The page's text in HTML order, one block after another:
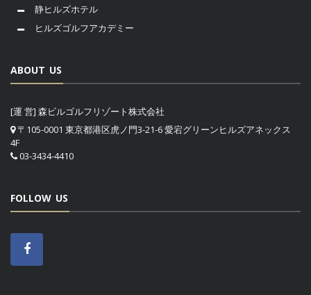
静ヒルズホテル
ヒルズゴルフアカデミー
ABOUT US
[運 営] 森ビルゴルフリゾート株式会社
〒105-0001 東京都港区虎ノ門3-21-6 愛宕グリーンヒルズアネックス
4F
03-3434-4410
FOLLOW US